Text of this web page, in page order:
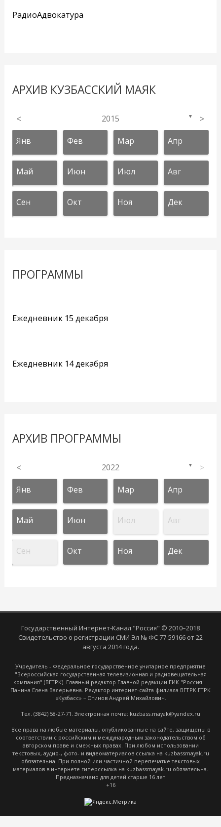
РадиоАдвокатура
АРХИВ КУЗБАССКИЙ МАЯК
< 2015 ▼ >
Янв Фев Мар Апр
Май Июн Июл Авг
Сен Окт Ноя Дек
ПРОГРАММЫ
Ежедневник 15 декабря
Ежедневник 14 декабря
АРХИВ ПРОГРАММЫ
< 2022 ▼ >
Янв Фев Мар Апр
Май Июн Июл Авг
Сен Окт Ноя Дек
Государственный Интернет-Канал "Россия" © 2010–2018
Свидетельство о регистрации СМИ Эл № ФС 77-59166 от 22
августа 2014 года.
Учредитель - Федеральное государственное унитарное предприятие
"Всероссийская государственная телевизионная и радиовещательная
компания" (ВГТРК). Главный редактор Главной редакции ГИК "Россия" -
Панина Елена Валерьевна. Редактор интернет-сайта филиала ВГТРК ГТРК
«Кузбасс» – Отинов Андрей Михайлович.
Тел. (3842) 58-27-71. Электронная почта: kuzbass.mayak@yandex.ru
Все права на любые материалы, опубликованные на сайте, защищены в
соответствии с российским и международным законодательством об
авторском праве и смежных правах. При любом использовании
текстовых, аудио-, фото- и видеоматериалов ссылка на kuzbassmayak.ru
обязательна. При полной или частичной перепечатке текстовых
материалов в интернете гиперссылка на kuzbassmayak.ru обязательна.
Предназначено для детей старше 16 лет
+16